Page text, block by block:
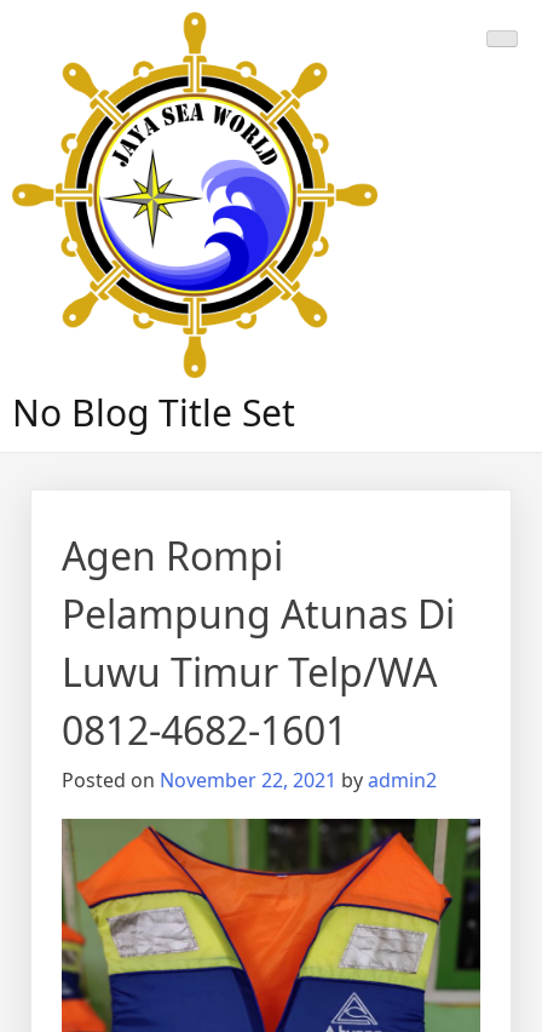
content
No Blog Title Set
Agen Rompi
Pelampung Atunas Di
Luwu Timur Telp/WA
0812-4682-1601
Posted on November 22, 2021 byadmin2